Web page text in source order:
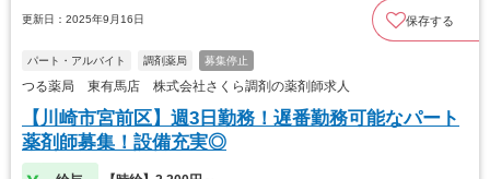
更新日：2025年9月16日 保存する
パート・アルバイト 調剤薬局 募集停止
つる薬局 東有馬店 株式会社さくら調剤の薬剤師求人
【川崎市宮前区】週3日勤務！遅番勤務可能なパート
薬剤師募集！設備充実◎